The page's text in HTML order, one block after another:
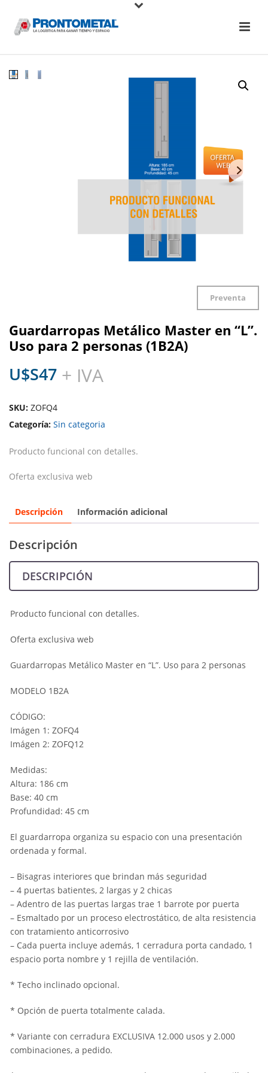
Preventa
Guardarropas Metálico Master en “L”.
Uso para 2 personas (1B2A)
U$S47 + IVA
SKU: ZOFQ4
Categoría: Sin categoria
Producto funcional con detalles.
Oferta exclusiva web
Descripción Información adicional
Descripción
DESCRIPCIÓN
Producto funcional con detalles.
Oferta exclusiva web
Guardarropas Metálico Master en “L”. Uso para 2 personas
MODELO 1B2A
CÓDIGO:
Imágen 1: ZOFQ4
Imágen 2: ZOFQ12
Medidas:
Altura: 186 cm
Base: 40 cm
Profundidad: 45 cm
El guardarropa organiza su espacio con una presentación
ordenada y formal.
– Bisagras interiores que brindan más seguridad
– 4 puertas batientes, 2 largas y 2 chicas
– Adentro de las puertas largas trae 1 barrote por puerta
– Esmaltado por un proceso electrostático, de alta resistencia
con tratamiento anticorrosivo
– Cada puerta incluye además, 1 cerradura porta candado, 1
espacio porta nombre y 1 rejilla de ventilación.
* Techo inclinado opcional.
* Opción de puerta totalmente calada.
* Variante con cerradura EXCLUSIVA 12.000 usos y 2.000
combinaciones, a pedido.